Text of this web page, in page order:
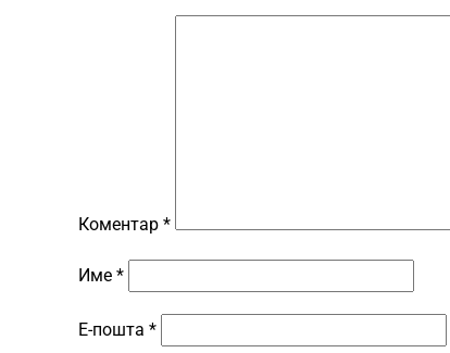
Коментар *
Име *
Е-пошта *